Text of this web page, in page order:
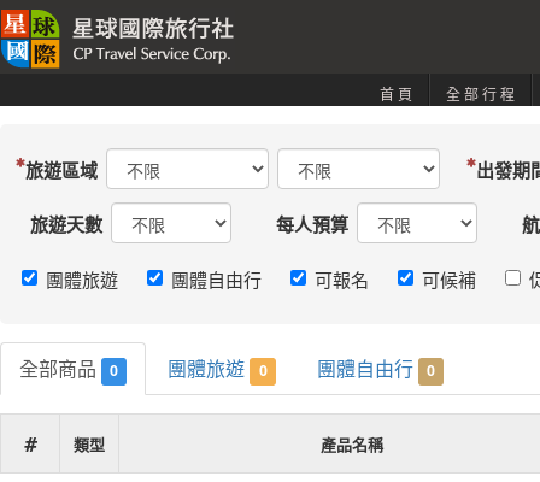
首頁 全部行程
旅遊區域 出發期
旅遊天數 每人預算
團體旅遊 團體自由行 可報名 可候補
全部商品 0 團體旅遊 0 團體自由行 0
# 類型 產品名稱